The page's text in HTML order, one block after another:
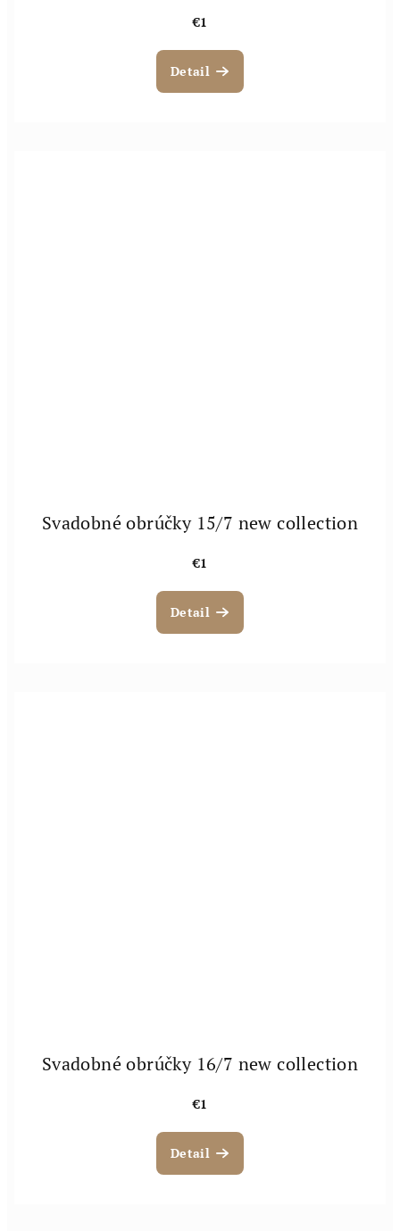
€1
Detail
Svadobné obrúčky 15/7 new collection
€1
Detail
Svadobné obrúčky 16/7 new collection
€1
Detail